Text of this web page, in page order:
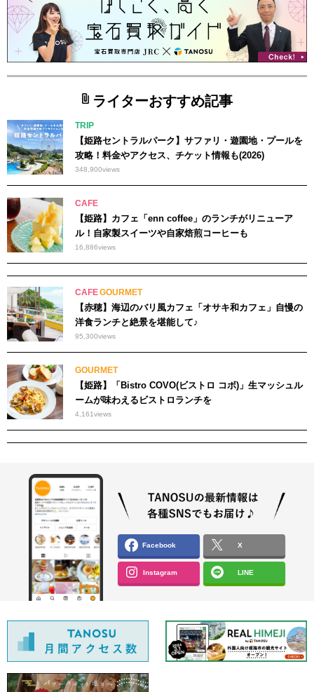
ライターおすすめ記事
TRIP
【姫路セントラルパーク】サファリ・遊園地・プールを
攻略！料金やアクセス、チケット情報も(2026)
348,900views
CAFE
【姫路】カフェ「enn coffee」のランチがリニューア
ル！自家製スイーツや自家焙煎コーヒーも
16,886views
CAFEGOURMET
【赤穂】海辺のバリ風カフェ「オサキ和カフェ」自慢の
洋食ランチと絶景を堪能して♪
95,300views
GOURMET
【姫路】「Bistro COVO(ビストロ コボ)」生マッシュル
ームが味わえるビストロランチを
4,161views
Facebook X
Instagram LINE